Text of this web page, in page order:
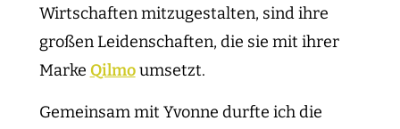
Wirtschaften mitzugestalten, sind ihre
großen Leidenschaften, die sie mit ihrer
Marke Qilmoumsetzt.
Gemeinsam mit Yvonne durfte ich die